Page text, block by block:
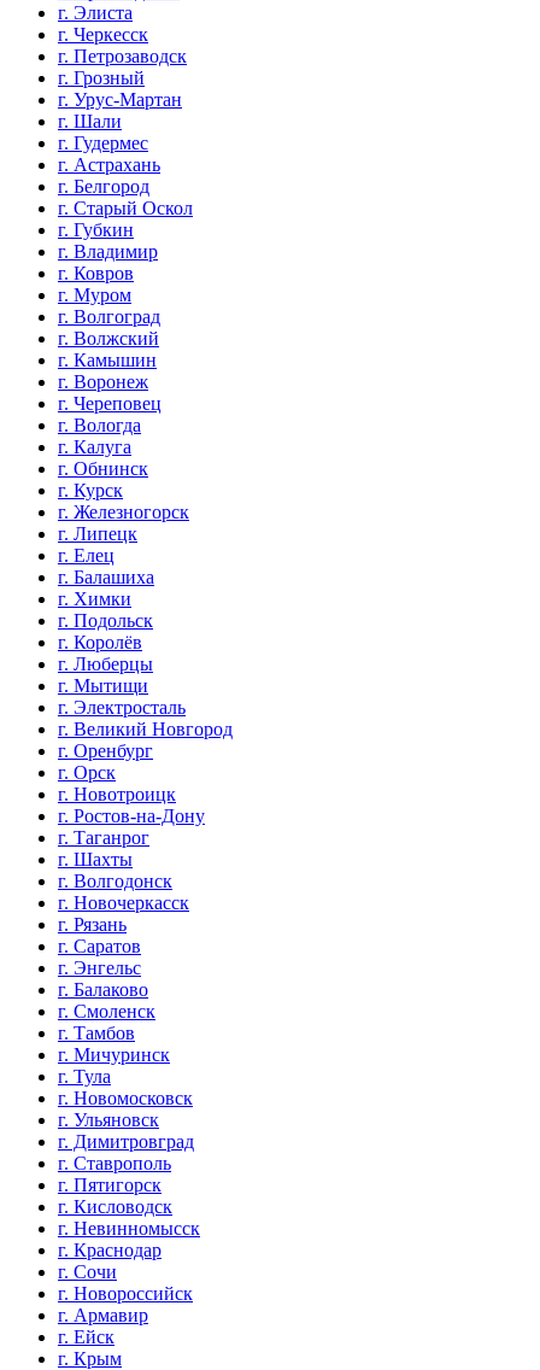
г. Элиста
г. Черкесск
г. Петрозаводск
г. Грозный
г. Урус-Мартан
г. Шали
г. Гудермес
г. Астрахань
г. Белгород
г. Старый Оскол
г. Губкин
г. Владимир
г. Ковров
г. Муром
г. Волгоград
г. Волжский
г. Камышин
г. Воронеж
г. Череповец
г. Вологда
г. Калуга
г. Обнинск
г. Курск
г. Железногорск
г. Липецк
г. Елец
г. Балашиха
г. Химки
г. Подольск
г. Королёв
г. Люберцы
г. Мытищи
г. Электросталь
г. Великий Новгород
г. Оренбург
г. Орск
г. Новотроицк
г. Ростов-на-Дону
г. Таганрог
г. Шахты
г. Волгодонск
г. Новочеркасск
г. Рязань
г. Саратов
г. Энгельс
г. Балаково
г. Смоленск
г. Тамбов
г. Мичуринск
г. Тула
г. Новомосковск
г. Ульяновск
г. Димитровград
г. Ставрополь
г. Пятигорск
г. Кисловодск
г. Невинномысск
г. Краснодар
г. Сочи
г. Новороссийск
г. Армавир
г. Ейск
г. Крым